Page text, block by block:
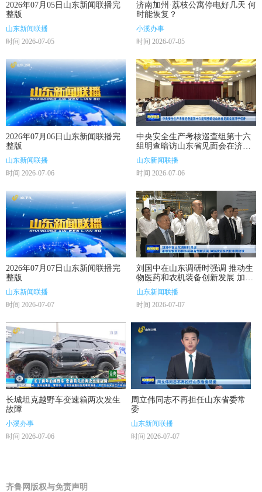
2026年07月05日山东新闻联播完
整版
山东新闻联播
时间 2026-07-05
济南加州·荔枝公寓停电好几天 何
时能恢复？
小溪办事
时间 2026-07-05
2026年07月06日山东新闻联播完
整版
山东新闻联播
时间 2026-07-06
中央安全生产考核巡查组第十六
组明查暗访山东省见面会在济宁
召开
山东新闻联播
时间 2026-07-06
2026年07月07日山东新闻联播完
整版
山东新闻联播
时间 2026-07-07
刘国中在山东调研时强调 推动生
物医药和农机装备创新发展 加快
推进现代化水网建设
山东新闻联播
时间 2026-07-07
长城坦克越野车变速箱两次发生
故障
小溪办事
时间 2026-07-06
周立伟同志不再担任山东省委常
委
山东新闻联播
时间 2026-07-07
齐鲁网版权与免责声明